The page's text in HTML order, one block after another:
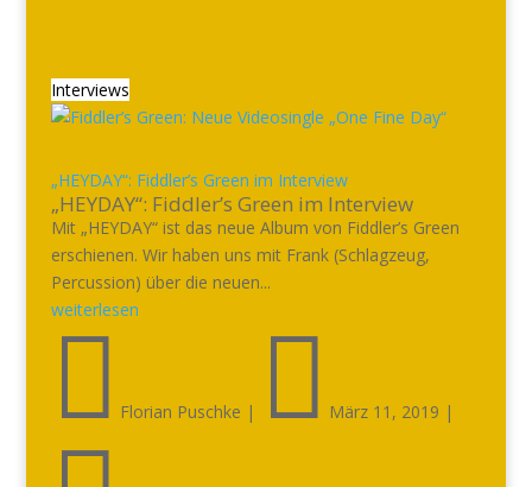
Interviews
„HEYDAY“: Fiddler’s Green im Interview
„HEYDAY“: Fiddler’s Green im Interview
Mit „HEYDAY“ ist das neue Album von Fiddler’s Green
erschienen. Wir haben uns mit Frank (Schlagzeug,
Percussion) über die neuen...
weiterlesen
 Florian Puschke |  März 11, 2019 |